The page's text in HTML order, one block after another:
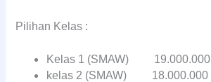
Pilihan Kelas :
Kelas 1 (SMAW) 19.000.000
kelas 2 (SMAW) 18.000.000